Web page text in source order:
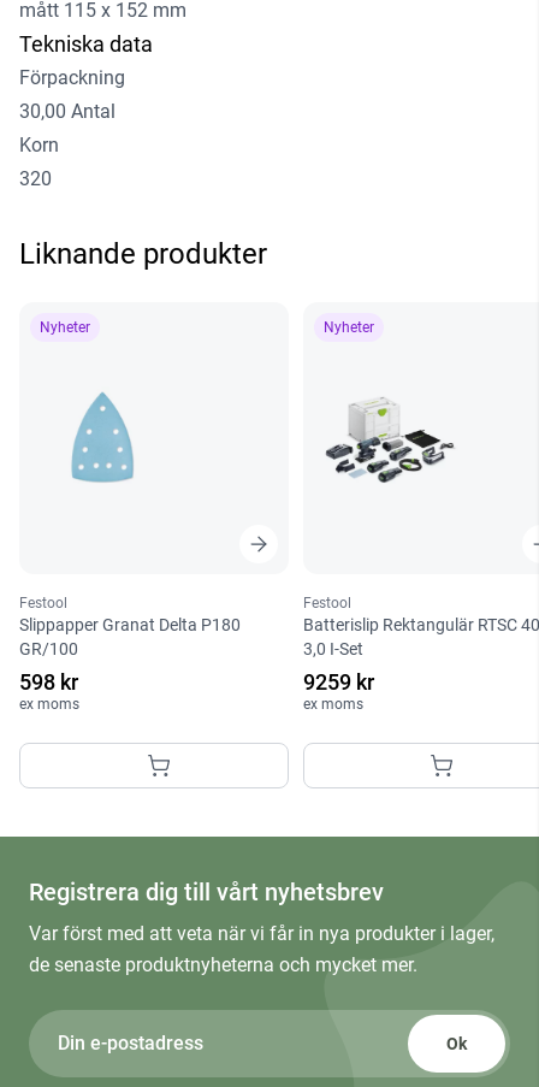
mått 115 x 152 mm
Tekniska data
Förpackning
30,00 Antal
Korn
320
Liknande produkter
Nyheter
Festool
Slippapper Granat Delta P180
GR/100
598 kr
ex moms
Nyheter
Festool
Batterislip Rektangulär RTSC
3,0 I-Set
9259 kr
ex moms
Registrera dig till vårt nyhetsbrev
Var först med att veta när vi får in nya produkter i lager,
de senaste produktnyheterna och mycket mer.
Ok